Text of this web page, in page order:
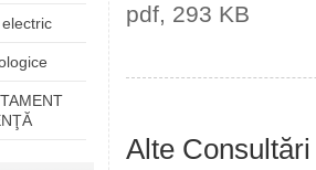
pdf, 293 KB
Alte